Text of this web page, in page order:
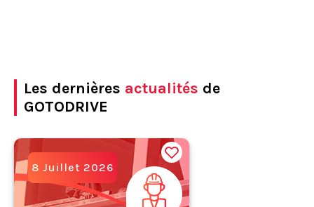
Les dernières actualités de
GOTODRIVE
8 Juillet 2026